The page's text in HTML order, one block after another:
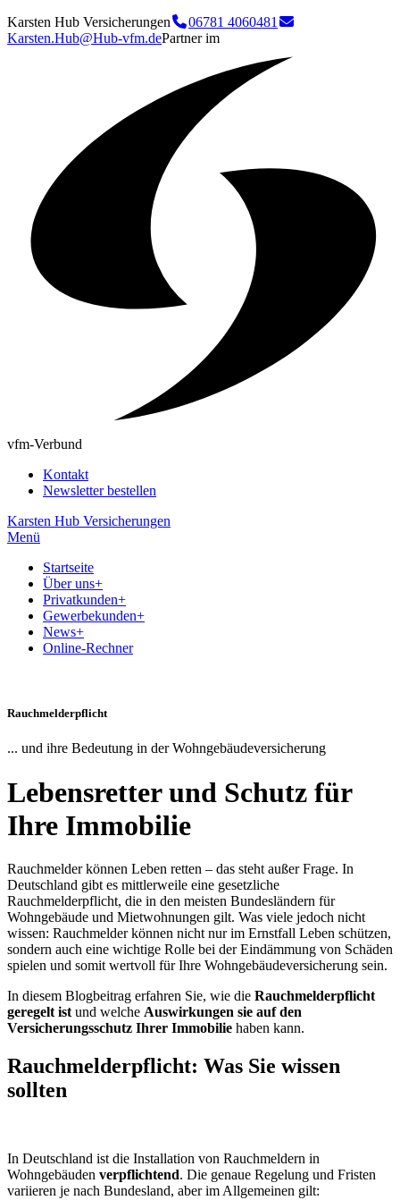
Karsten Hub Versicherungen
06781 4060481
Karsten.Hub@Hub-vfm.dePartner im
vfm-Verbund
Kontakt
Newsletter bestellen
Karsten Hub Versicherungen
Menü
Startseite
Über uns+
Privatkunden+
Gewerbekunden+
News+
Online-Rechner
Rauchmelderpflicht
... und ihre Bedeutung in der Wohngebäudeversicherung
Lebensretter und Schutz für
Ihre Immobilie
Rauchmelder können Leben retten – das steht außer Frage. In
Deutschland gibt es mittlerweile eine gesetzliche
Rauchmelderpflicht, die in den meisten Bundesländern für
Wohngebäude und Mietwohnungen gilt. Was viele jedoch nicht
wissen: Rauchmelder können nicht nur im Ernstfall Leben schützen,
sondern auch eine wichtige Rolle bei der Eindämmung von Schäden
spielen und somit wertvoll für Ihre Wohngebäudeversicherung sein.
In diesem Blogbeitrag erfahren Sie, wie die Rauchmelderpflicht
geregelt ist und welche Auswirkungen sie auf den
Versicherungsschutz Ihrer Immobilie haben kann.
Rauchmelderpflicht: Was Sie wissen
sollten
In Deutschland ist die Installation von Rauchmeldern in
Wohngebäuden verpflichtend. Die genaue Regelung und Fristen
variieren je nach Bundesland, aber im Allgemeinen gilt: